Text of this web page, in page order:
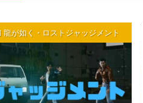
龍が如く・ロストジャッジメント